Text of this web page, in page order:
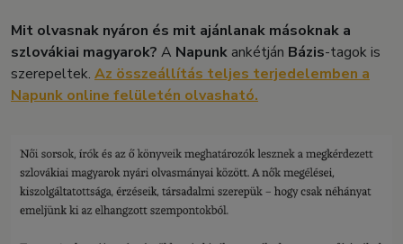
Mit olvasnak nyáron és mit ajánlanak másoknak a
szlovákiai magyarok? A Napunkankétján Bázis-tagok is
szerepeltek. Az összeállítás teljes terjedelemben a
Napunk online felületén olvasható.